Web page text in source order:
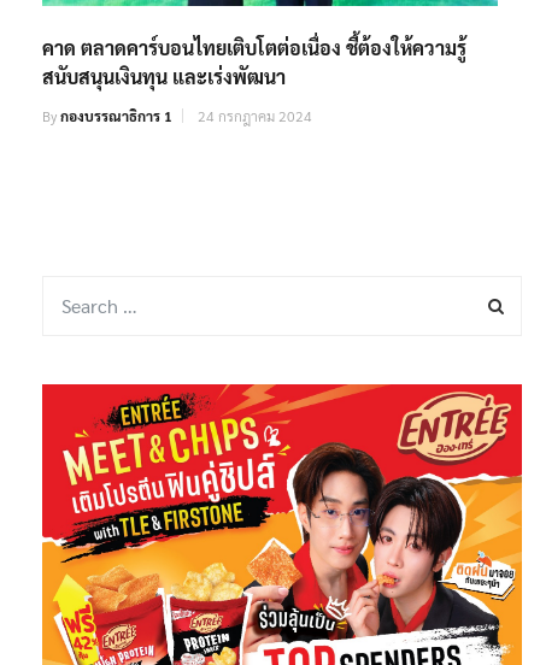
คาด ตลาดคาร์บอนไทยเติบโตต่อเนื่อง ชี้ต้องให้ความรู้
สนับสนุนเงินทุน และเร่งพัฒนา
Byกองบรรณาธิการ 1 24 กรกฎาคม 2024